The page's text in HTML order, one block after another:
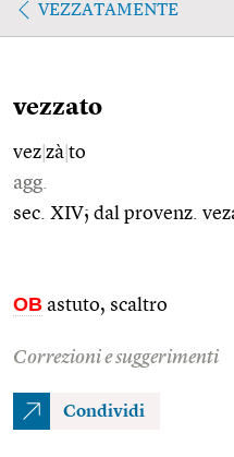
VEZZATAMENTE
vezzato
vez zà to
agg.
sec. XIV; dal provenz.
OB astuto, scaltro
Correzioni e suggerimenti
Condividi